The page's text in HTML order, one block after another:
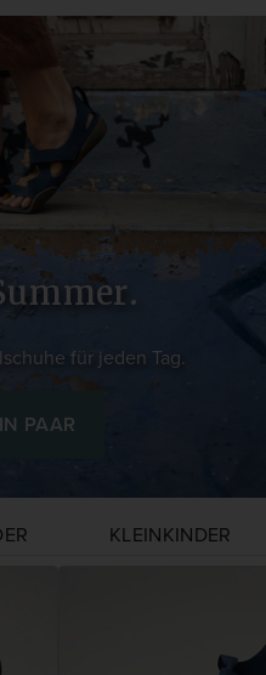
für jeden Tag.
PAAR
KLEINKINDER